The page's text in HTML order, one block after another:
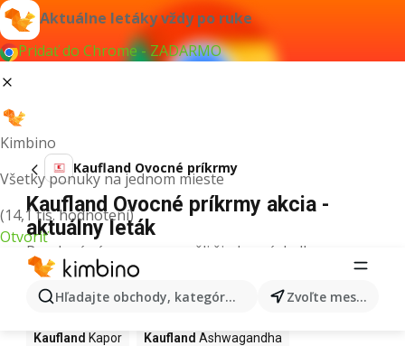
Aktuálne letáky vždy po ruke
Pridať do Chrome - ZADARMO
Kimbino
Všetky ponuky na jednom mieste
(14,1 tis. hodnotení)
Otvoriť
Hľadajte obchody, kategórie, produkty... Zvoľte mesto
Kaufland Ovocné príkrmy
Kaufland Ovocné príkrmy akcia -
aktuálny leták
Pre daný výraz sme nenašli žiadne výsledky.
Ďalšie produkty v obchodoch
Kaufland
Kaufland Kapor Kaufland Ashwagandha